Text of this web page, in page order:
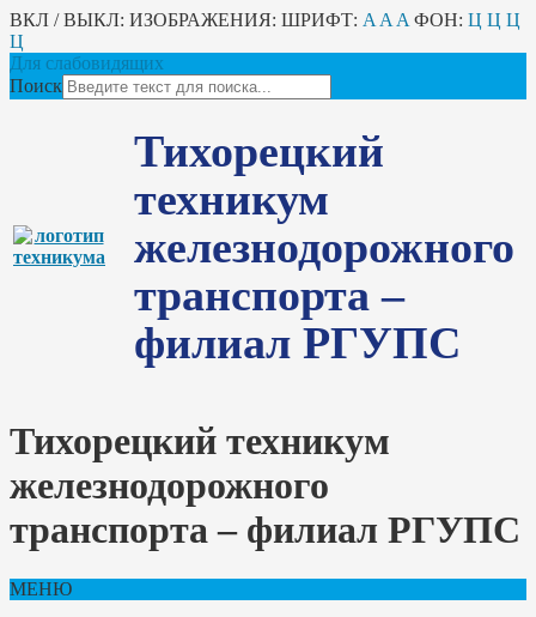
ВКЛ / ВЫКЛ: ИЗОБРАЖЕНИЯ: ШРИФТ: A A A ФОН: Ц Ц Ц
Ц
Для слабовидящих
Поиск
Тихорецкий
техникум
железнодорожного
транспорта –
филиал РГУПС
Тихорецкий техникум
железнодорожного
транспорта – филиал РГУПС
МЕНЮ